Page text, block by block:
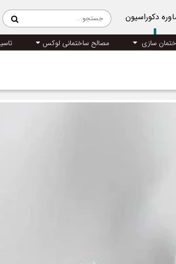
دکوراسیون
سازی مصالح ساختمانی لوکس